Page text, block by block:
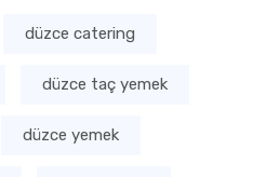
düzce catering
düzce taç yemek
düzce yemek